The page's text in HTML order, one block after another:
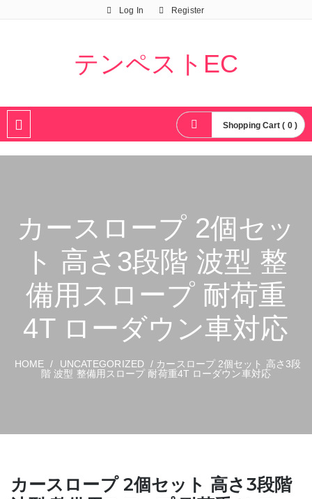
Log In Register
テンペストEC
Shopping Cart ( 0 )
カースロープ 2個セッ
ト 高さ3段階 波型 整
備用スロープ 耐荷重
4T ローダウン車対応
HOME / UNCATEGORIZED / カースロープ 2個セット 高さ3段
階 波型 整備用スロープ 耐荷重4T ローダウン車対応
カースロープ 2個セット 高さ3段階